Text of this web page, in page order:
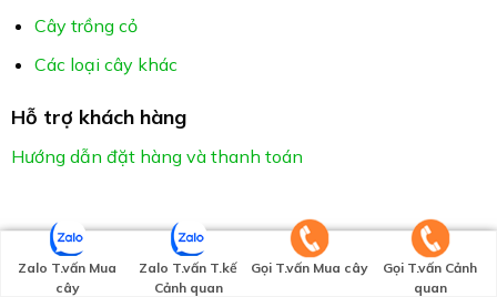
Cây trồng cỏ
Các loại cây khác
Hỗ trợ khách hàng
Hướng dẫn đặt hàng và thanh toán
Zalo T.vấn Mua
cây
Zalo T.vấn T.kế
Cảnh quan
Gọi T.vấn Mua cây
Gọi T.vấn Cảnh
quan